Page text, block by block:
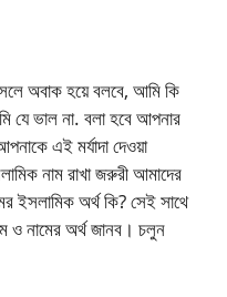
অবাক হয়ে বলবে, আমি কি
যে ভাল না. বলা হবে আপনার
এই মর্যাদা দেওয়া
নাম রাখা জরুরী আমাদের
ইসলামিক অর্থ কি? সেই সাথে
ও নামের অর্থ জানব। চলুন